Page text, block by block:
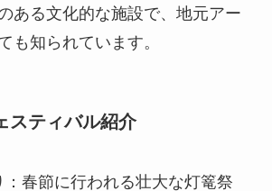
ある文化的な施設で、地元アー
も知られています。
スティバル紹介
：春節に行われる壮大な灯篭祭